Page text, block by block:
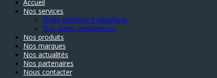
Accueil
Nos services
Notre expertise hydraulique
Nos autres compétences
Nos produits
Nos marques
Nos actualités
Nos partenaires
Nous contacter